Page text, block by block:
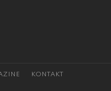
KONTAKT